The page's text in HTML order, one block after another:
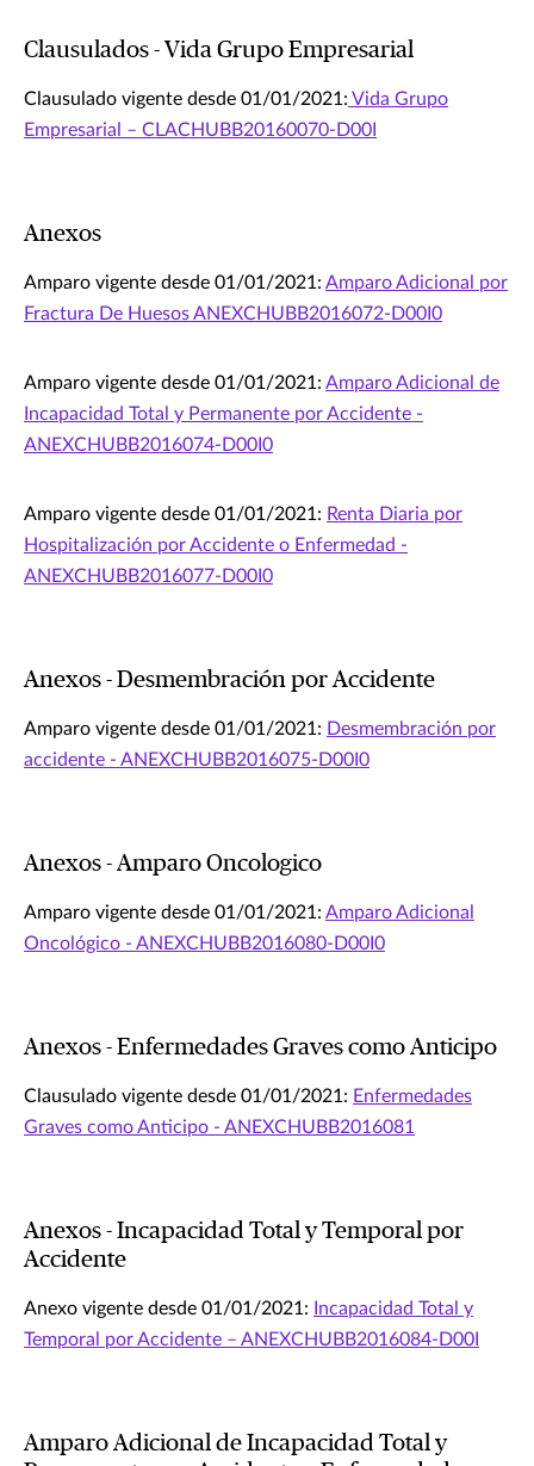
Clausulados - Vida Grupo Empresarial
Clausulado vigente desde 01/01/2021: Vida Grupo
Empresarial – CLACHUBB20160070-D00I
Anexos
Amparo vigente desde 01/01/2021: Amparo Adicional por
Fractura De Huesos ANEXCHUBB2016072-D00I0
Amparo vigente desde 01/01/2021: Amparo Adicional de
Incapacidad Total y Permanente por Accidente -
ANEXCHUBB2016074-D00I0
Amparo vigente desde 01/01/2021: Renta Diaria por
Hospitalización por Accidente o Enfermedad -
ANEXCHUBB2016077-D00I0
Anexos - Desmembración por Accidente
Amparo vigente desde 01/01/2021: Desmembración por
accidente - ANEXCHUBB2016075-D00I0
Anexos - Amparo Oncologico
Amparo vigente desde 01/01/2021: Amparo Adicional
Oncológico - ANEXCHUBB2016080-D00I0
Anexos - Enfermedades Graves como Anticipo
Clausulado vigente desde 01/01/2021: Enfermedades
Graves como Anticipo - ANEXCHUBB2016081
Anexos - Incapacidad Total y Temporal por
Accidente
Anexo vigente desde 01/01/2021:
Incapacidad Total y
Temporal por Accidente – ANEXCHUBB2016084-D00I
Amparo Adicional de Incapacidad Total y